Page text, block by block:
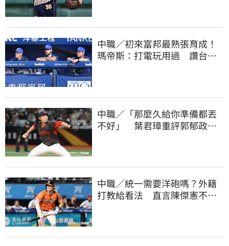
中職／初來富邦最熟張育成！
瑪帝斯：打電玩用過 讚台灣
中職／「那麼久給你準備都丟
不好」 葉君璋重評郭郁政對
中職／統一需要洋砲嗎？外籍
打教給看法 直言陳傑憲不能